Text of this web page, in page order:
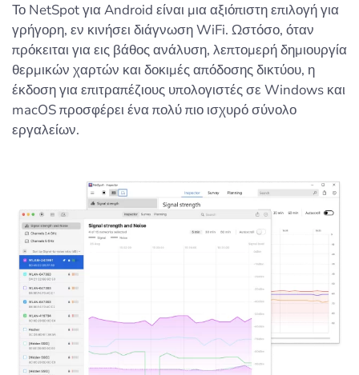
Το NetSpot για Android είναι μια αξιόπιστη επιλογή για
γρήγορη, εν κινήσει διάγνωση WiFi. Ωστόσο, όταν
πρόκειται για εις βάθος ανάλυση, λεπτομερή δημιουργία
θερμικών χαρτών και δοκιμές απόδοσης δικτύου, η
έκδοση για επιτραπέζιους υπολογιστές σε Windows και
macOS προσφέρει ένα πολύ πιο ισχυρό σύνολο
εργαλείων.